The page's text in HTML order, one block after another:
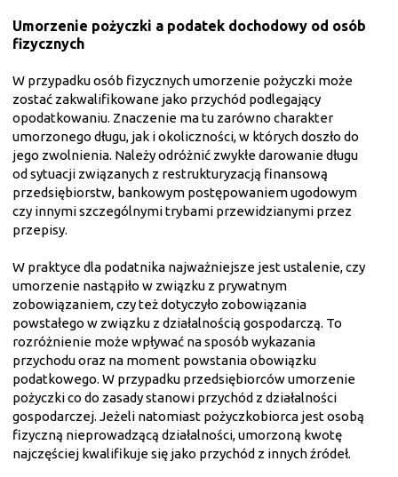
Umorzenie pożyczki a podatek dochodowy od osób
fizycznych
W przypadku osób fizycznych umorzenie pożyczki może
zostać zakwalifikowane jako przychód podlegający
opodatkowaniu. Znaczenie ma tu zarówno charakter
umorzonego długu, jak i okoliczności, w których doszło do
jego zwolnienia. Należy odróżnić zwykłe darowanie długu
od sytuacji związanych z restrukturyzacją finansową
przedsiębiorstw, bankowym postępowaniem ugodowym
czy innymi szczególnymi trybami przewidzianymi przez
przepisy.
W praktyce dla podatnika najważniejsze jest ustalenie, czy
umorzenie nastąpiło w związku z prywatnym
zobowiązaniem, czy też dotyczyło zobowiązania
powstałego w związku z działalnością gospodarczą. To
rozróżnienie może wpływać na sposób wykazania
przychodu oraz na moment powstania obowiązku
podatkowego. W przypadku przedsiębiorców umorzenie
pożyczki co do zasady stanowi przychód z działalności
gospodarczej. Jeżeli natomiast pożyczkobiorca jest osobą
fizyczną nieprowadzącą działalności, umorzoną kwotę
najczęściej kwalifikuje się jako przychód z innych źródeł.